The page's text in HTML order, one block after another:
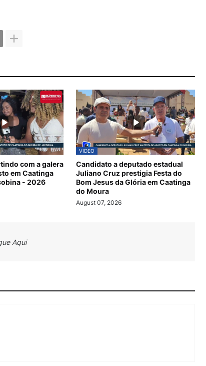
com a galera
em Caatinga
- 2026
VIDEO
Candidato a deputado estadual
Juliano Cruz prestigia Festa do
Bom Jesus da Glória em Caatinga
do Moura
August 07, 2026
Aqui